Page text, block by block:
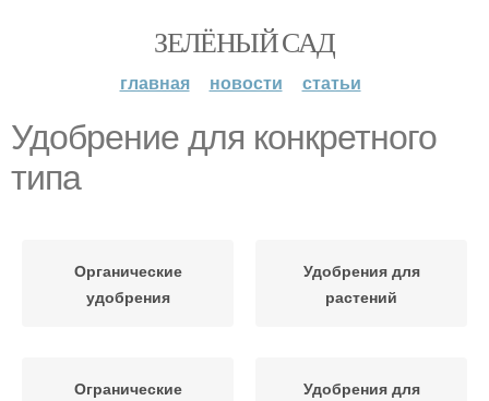
ЗЕЛЁНЫЙ САД
главная новости статьи
Удобрение для конкретного
типа
Органические
удобрения
Удобрения для
растений
Огранические
Удобрения для